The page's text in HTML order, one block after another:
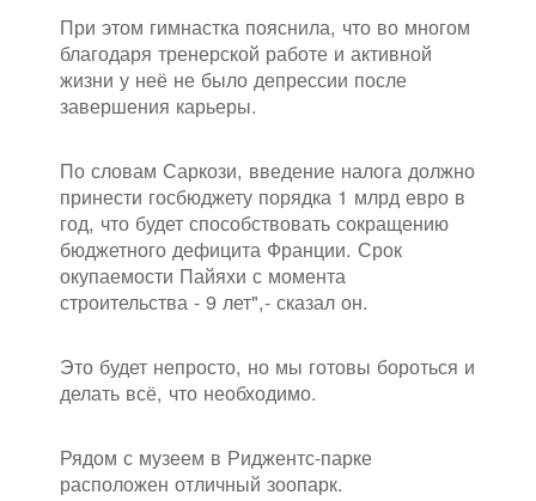
При этом гимнастка пояснила, что во многом
благодаря тренерской работе и активной
жизни у неё не было депрессии после
завершения карьеры.
По словам Саркози, введение налога должно
принести госбюджету порядка 1 млрд евро в
год, что будет способствовать сокращению
бюджетного дефицита Франции. Срок
окупаемости Пайяхи с момента
строительства - 9 лет",- сказал он.
Это будет непросто, но мы готовы бороться и
делать всё, что необходимо.
Рядом с музеем в Риджентс-парке
расположен отличный зоопарк.